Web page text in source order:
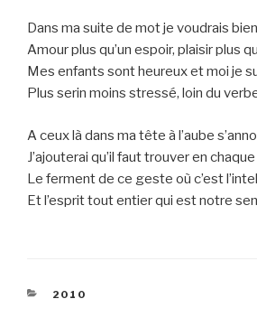
Dans ma suite de mot je voudrais
Amour plus qu’un espoir, plaisir plus
Mes enfants sont heureux et moi je
Plus serin moins stressé, loin du
A ceux là dans ma tête à l’aube
J’ajouterai qu’il faut trouver en
Le ferment de ce geste où c’est
Et l’esprit tout entier qui est notre
CATEGORIES
2010